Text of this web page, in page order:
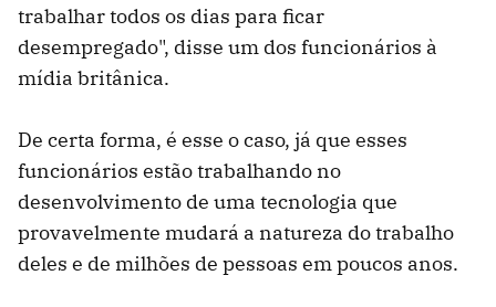
trabalhar todos os dias para ficar
desempregado", disse um dos funcionários à
mídia britânica.
De certa forma, é esse o caso, já que esses
funcionários estão trabalhando no
desenvolvimento de uma tecnologia que
provavelmente mudará a natureza do trabalho
deles e de milhões de pessoas em poucos anos.